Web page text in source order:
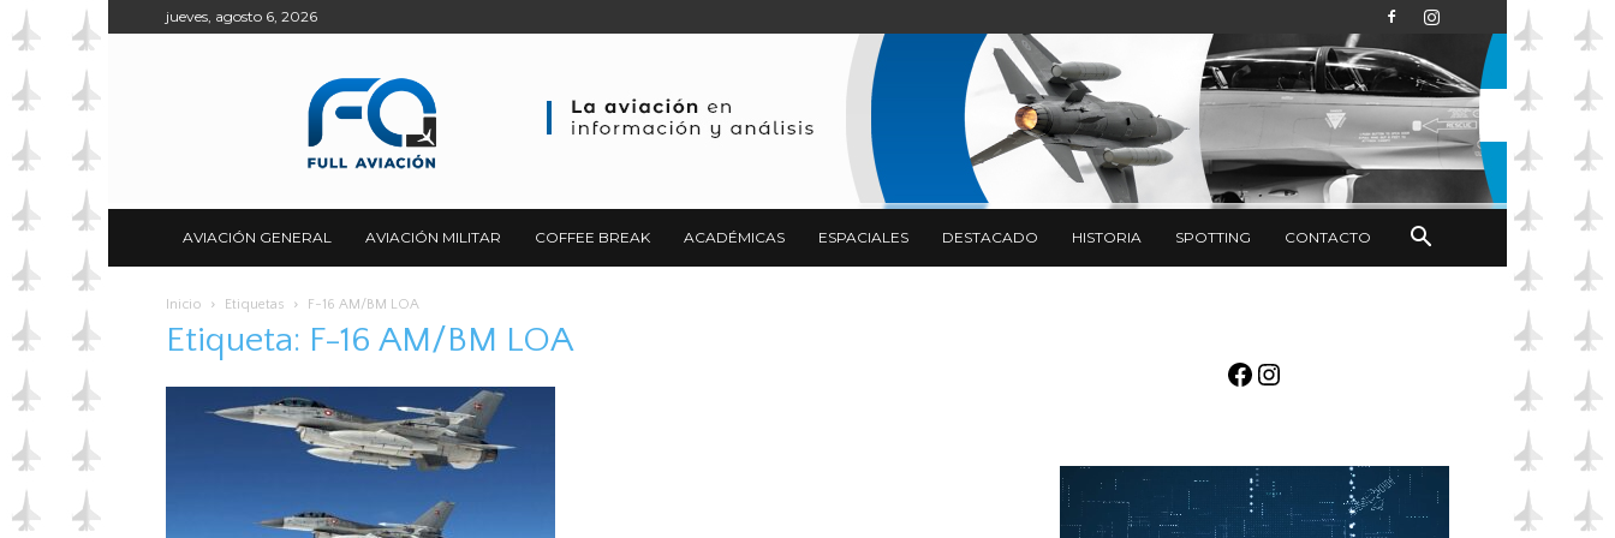
jueves, agosto 6, 2026
AVIACIÓN GENERAL AVIACIÓN MILITAR COFFEE BREAK ACADÉMICAS ESPACIALES DESTACADO HISTORIA SPOTTING CONTACTO
Inicio Etiquetas F-16 AM/BM LOA
Etiqueta: F-16 AM/BM LOA
Facebook
Instagram